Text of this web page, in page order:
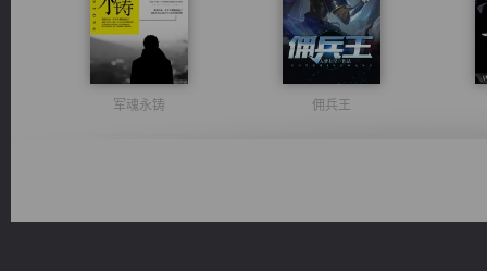
军魂永铸 佣兵王